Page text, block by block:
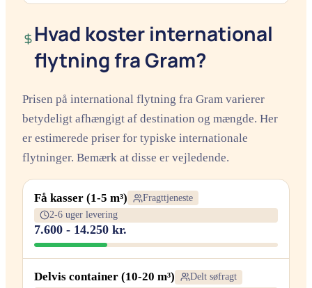
Hvad koster international
flytning fra Gram?
Prisen på international flytning fra Gram varierer
betydeligt afhængigt af destination og mængde. Her
er estimerede priser for typiske internationale
flytninger. Bemærk at disse er vejledende.
Få kasser (1-5 m³)
Fragttjeneste
2-6 uger levering
7.600 - 14.250 kr.
Delvis container (10-20 m³)
Delt søfragt